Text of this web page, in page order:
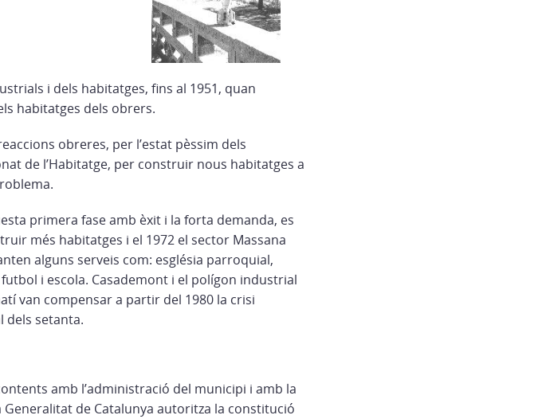
i dels habitatges, fins al 1951, quan
habitatges dels obrers.
obreres, per l’estat pèssim dels
de l’Habitatge, per construir nous habitatges a
primera fase amb èxit i la forta demanda, es
més habitatges i el 1972 el sector Massana
alguns serveis com: església parroquial,
i escola. Casademont i el polígon industrial
van compensar a partir del 1980 la crisi
dels setanta.
amb l’administració del municipi i amb la
de Catalunya autoritza la constitució